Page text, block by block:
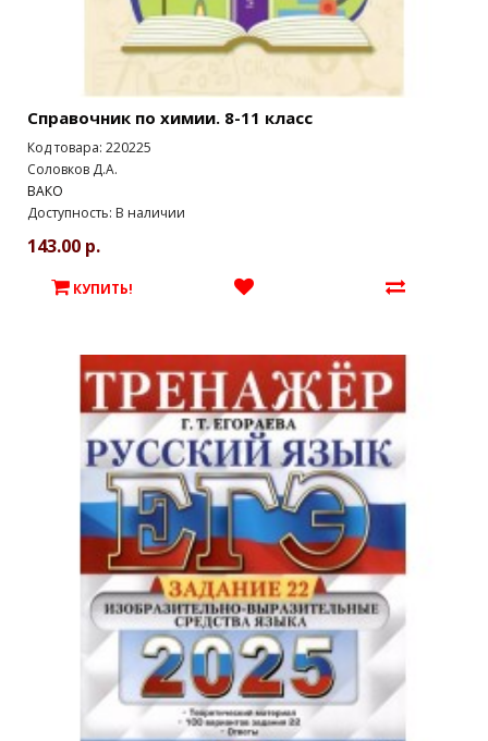
Справочник по химии. 8-11 класс
Код товара: 220225
Соловков Д.А.
ВАКО
Доступность: В наличии
143.00 р.
КУПИТЬ!